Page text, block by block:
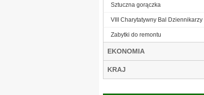
Sztuczna gorączka
VIII Charytatywny Bal Dziennikarzy
Zabytki do remontu
EKONOMIA
KRAJ